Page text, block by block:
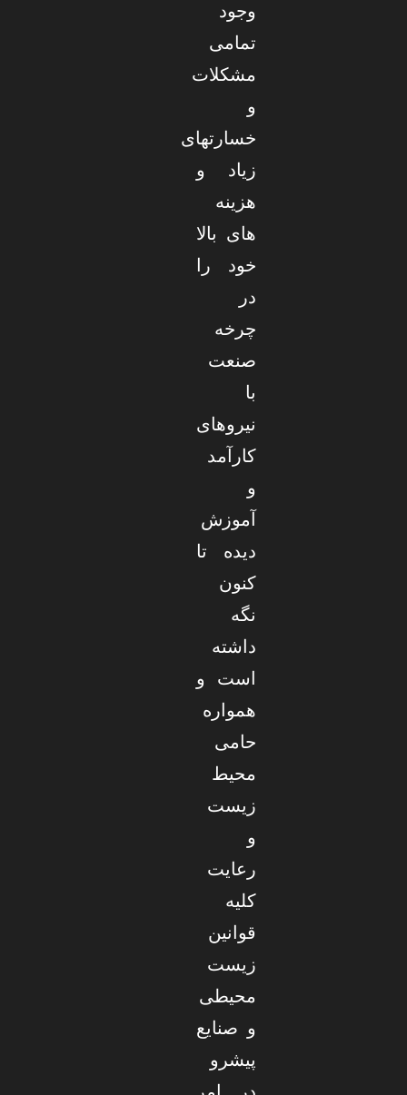
وجود
تمامی
مشکلات
و
خسارتهای
زیاد و
هزینه
های بالا
خود را
در
چرخه
صنعت
با
نیروهای
کارآمد
و
آموزش
دیده تا
کنون
نگه
داشته
است و
همواره
حامی
محیط
زیست
و
رعایت
کلیه
قوانین
زیست
محیطی
و صنایع
پیشرو